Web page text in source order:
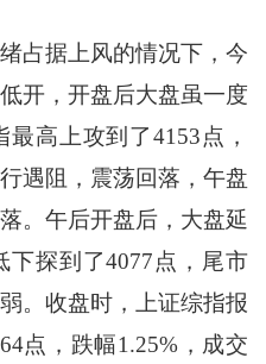
据上风的情况下，今
开，开盘后大盘虽一度
高上攻到了4153点，
遇阻，震荡回落，午盘
。午后开盘后，大盘延
探到了4077点，尾市
。收盘时，上证综指报
点，跌幅1.25%，成交